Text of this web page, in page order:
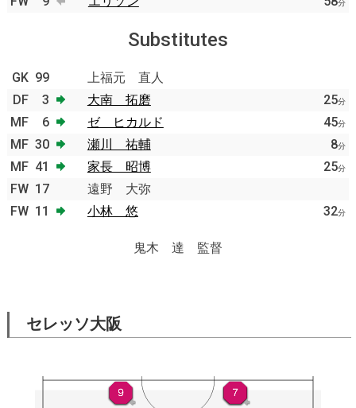
分
Substitutes
GK 99
上福元 直人
DF
3 大南 拓磨 25分
MF 6 ゼ ヒカルド 45分
MF 30 瀬川 祐輔 8分
MF 41 家長 昭博 25分
FW 17
遠野 大弥
FW 11 小林 悠 32分
鬼木 達 監督
セレッソ大阪